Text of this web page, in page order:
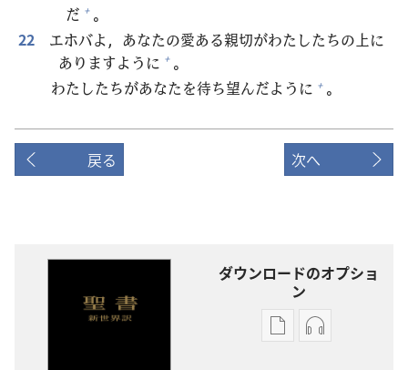
だ + 。
22
エホバよ，あなたの愛ある親切がわたしたちの 上に
ありますように + 。
わたしたちがあなたを待ち望んだように + 。
戻る 次へ
ダウンロードのオプショ
ン
出
オー